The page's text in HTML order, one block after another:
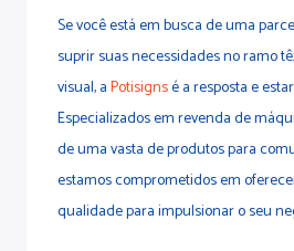
Se você está em busca de uma
suprir suas necessidades no ramo
visual, aPotisignsé a resposta e
Especializados em revenda de
de uma vasta de produtos para
estamos comprometidos em
qualidade para impulsionar o seu